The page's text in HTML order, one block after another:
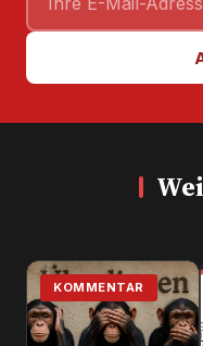
KOMMENTAR